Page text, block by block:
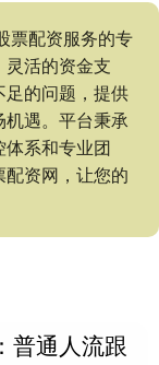
票配资服务的专
活的资金支
的问题，提供
遇。平台秉承
系和专业团
资网，让您的
普通人流跟